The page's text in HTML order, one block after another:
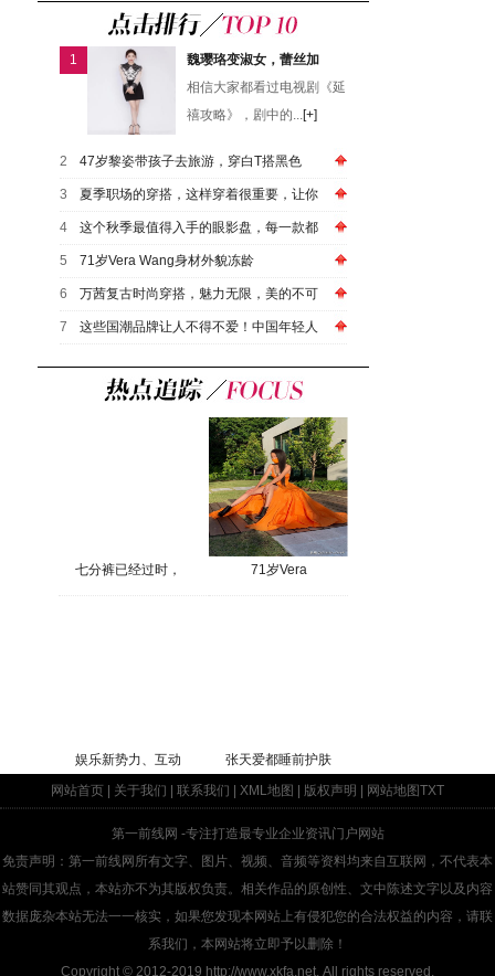
1
魏璎珞变淑女，蕾丝加
相信大家都看过电视剧《延
禧攻略》，剧中的...[+]
2 47岁黎姿带孩子去旅游，穿白T搭黑色
3 夏季职场的穿搭，这样穿着很重要，让你
4 这个秋季最值得入手的眼影盘，每一款都
5 71岁Vera Wang身材外貌冻龄
6 万茜复古时尚穿搭，魅力无限，美的不可
7 这些国潮品牌让人不得不爱！中国年轻人
七分裤已经过时， 71岁Vera
娱乐新势力、互动
张天爱都睡前护肤
网站首页
关于我们 联系我们 XML地图 版权声明 网站地图TXT
第一前线网 -专注打造最专业企业资讯门户网站
免责声明：第一前线网所有文字、图片、视频、音频等资料均来自互联网，不代表本
站赞同其观点，本站亦不为其版权负责。相关作品的原创性、文中陈述文字以及内容
数据庞杂本站无法一一核实，如果您发现本网站上有侵犯您的合法权益的内容，请联
系我们，本网站将立即予以删除！
Copyright © 2012-2019 http://www.xkfa.net, All rights reserved.